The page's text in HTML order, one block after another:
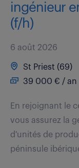
ingénieur
(f/h)
6 août 2026
St Priest (69)
39 000 € / an
En rejoignant le
vous assurez la
d'unités de
péninsule